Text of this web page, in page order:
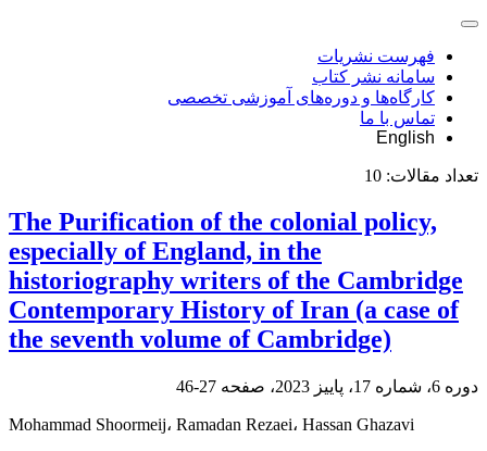
فهرست نشریات
سامانه نشر کتاب
کارگاه‌ها و دوره‌های آموزشی تخصصی
تماس با ما
English
تعداد مقالات: 10
The Purification of the colonial policy,
especially of England, in the
historiography writers of the Cambridge
Contemporary History of Iran (a case of
the seventh volume of Cambridge)
دوره 6، شماره 17، پاییز 2023، صفحه 27-46
Mohammad Shoormeij، Ramadan Rezaei، Hassan Ghazavi